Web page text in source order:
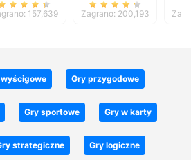
157,639 Zagrano: 200,193
Gry przygodowe
Gry sportowe Gry w karty
strategiczne Gry logiczne